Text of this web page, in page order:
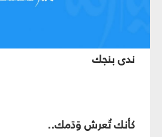
ندى بنجك
كأنك تُعرش وَدَمك..